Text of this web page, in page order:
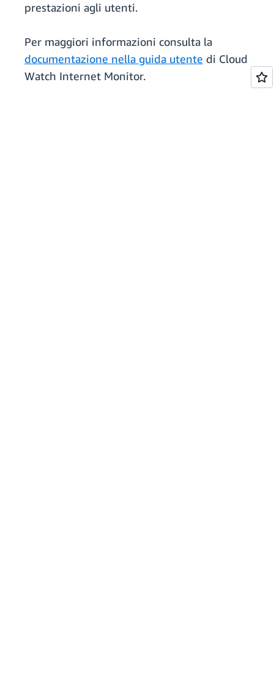
prestazioni agli utenti.
Per maggiori informazioni consulta la
documentazione nella guida utente di Cloud
Watch Internet Monitor.